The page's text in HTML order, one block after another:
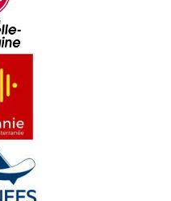
avián folhat
de las bèstias e autres